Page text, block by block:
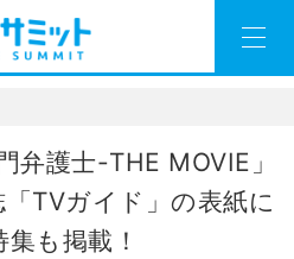
弁護士-THE MOVIE」
TVガイド」の表紙に
も掲載！